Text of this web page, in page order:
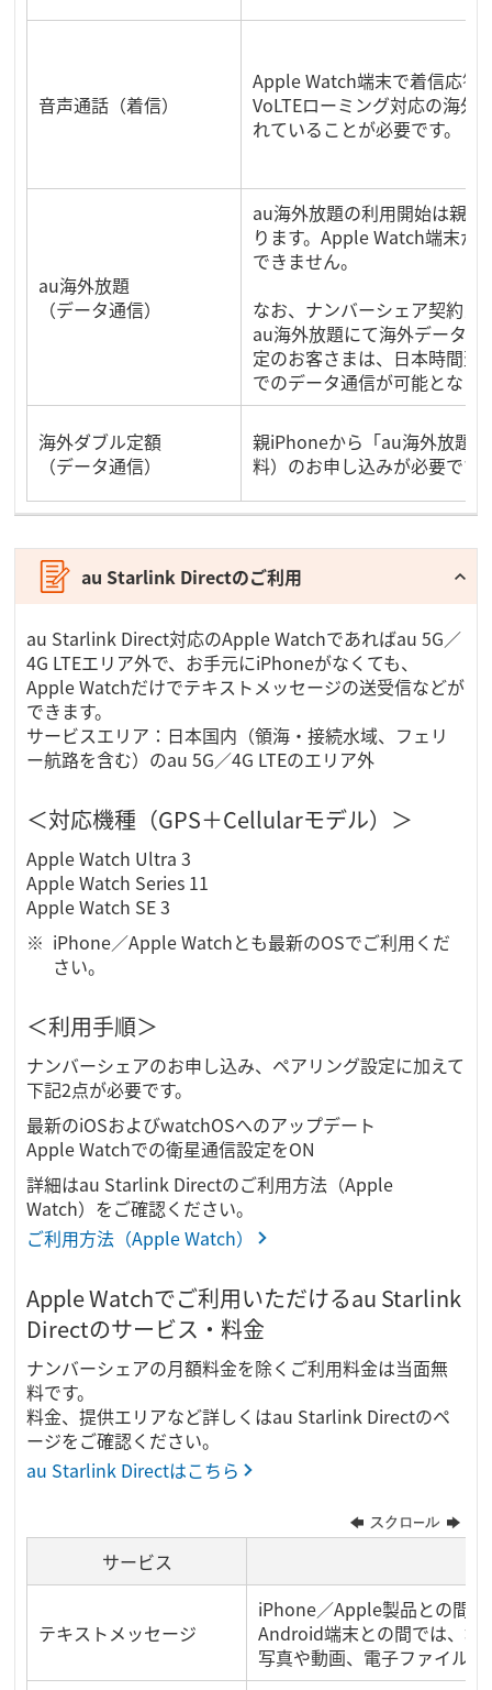
音声通話（着信）
Apple Watch端末で着信応答
VoLTEローミング対応の海外
れていることが必要です。
au海外放題
（データ通信）
au海外放題の利用開始は親
ります。Apple Watch端末か
できません。
なお、ナンバーシェア契約当
au海外放題にて海外データ
定のお客さまは、日本時間
でのデータ通信が可能となり
海外ダブル定額
（データ通信）
親iPhoneから「au海外放題
料）のお申し込みが必要です
au Starlink Directのご利用
au Starlink Direct対応のApple Watchであればau 5G／
4G LTEエリア外で、お手元にiPhoneがなくても、
Apple Watchだけでテキストメッセージの送受信などが
できます。
サービスエリア：日本国内（領海・接続水域、フェリ
ー航路を含む）のau 5G／4G LTEのエリア外
＜対応機種（GPS＋Cellularモデル）＞
Apple Watch Ultra 3
Apple Watch Series 11
Apple Watch SE 3
iPhone／Apple Watchとも最新のOSでご利用くだ
さい。
＜利用手順＞
ナンバーシェアのお申し込み、ペアリング設定に加えて
下記2点が必要です。
最新のiOSおよびwatchOSへのアップデート
Apple Watchでの衛星通信設定をON
詳細はau Starlink Directのご利用方法（Apple
Watch）をご確認ください。
ご利用方法（Apple Watch）
Apple Watchでご利用いただけるau Starlink
Directのサービス・料金
ナンバーシェアの月額料金を除くご利用料金は当面無
料です。
料金、提供エリアなど詳しくはau Starlink Directのペ
ージをご確認ください。
au Starlink Directはこちら
サービス
テキストメッセージ
iPhone／Apple製品との間で
Android端末との間では、地
写真や動画、電子ファイル